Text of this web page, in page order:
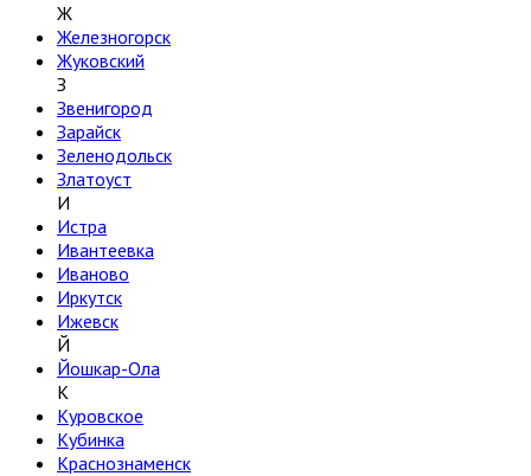
Ж
Железногорск
Жуковский
З
Звенигород
Зарайск
Зеленодольск
Златоуст
И
Истра
Ивантеевка
Иваново
Иркутск
Ижевск
Й
Йошкар-Ола
К
Куровское
Кубинка
Краснознаменск